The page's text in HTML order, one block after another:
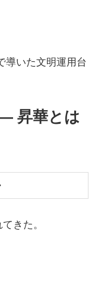
導いた文明運用台
昇華とは
きた。